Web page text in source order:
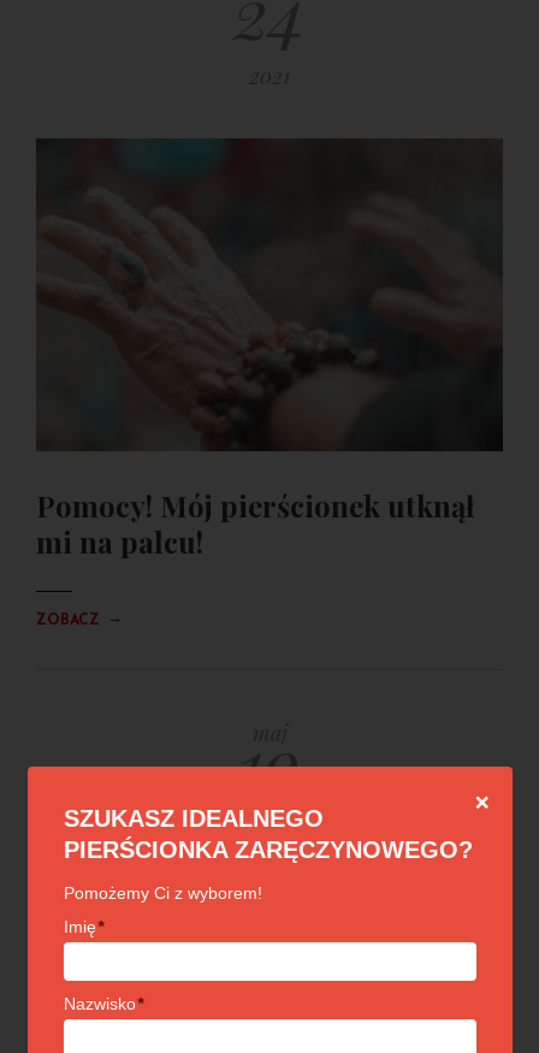
Pomocy! Mój pierścionek utknął
mi na palcu!
ZOBACZ →
19
2021
❌
SZUKASZ IDEALNEGO
PIERŚCIONKA ZARĘCZYNOWEGO?
Pomożemy Ci z wyborem!
Imię*
Nazwisko*